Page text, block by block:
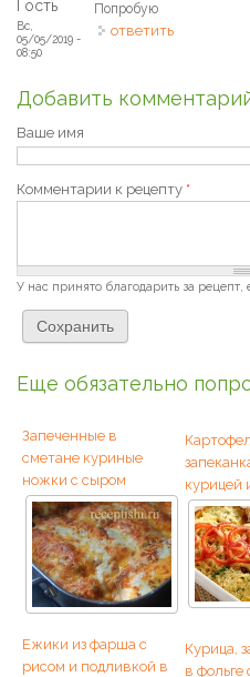
Гость
Вс,
05/05/2019 -
08:50
Попробую
ответить
Добавить
Ваше имя
Комментарии к рецепту *
У нас принято благодарить за
Еще обязательно
Запеченные в
сметане куриные
ножки с сыром
курицей
Ежики из фарша с
рисом и подливкой в
Курица,
в фольге